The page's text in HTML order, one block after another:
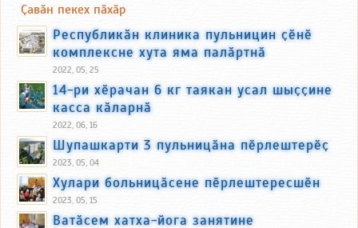
Ҫавӑн пекех пӑхӑр
Республикӑн клиника пульницин ҫӗнӗ
комплексне хута яма палӑртнӑ
2022, 05, 25
14-ри хӗрачан 6 кг таякан усал шыҫҫине
касса кӑларнӑ
2022, 06, 16
Шупашкарти 3 пульницӑна пӗрлештерӗҫ
2023, 05, 04
Хулари больницӑсене пӗрлештересшӗн
2023, 05, 15
Ватӑсем хатха-йога занятине